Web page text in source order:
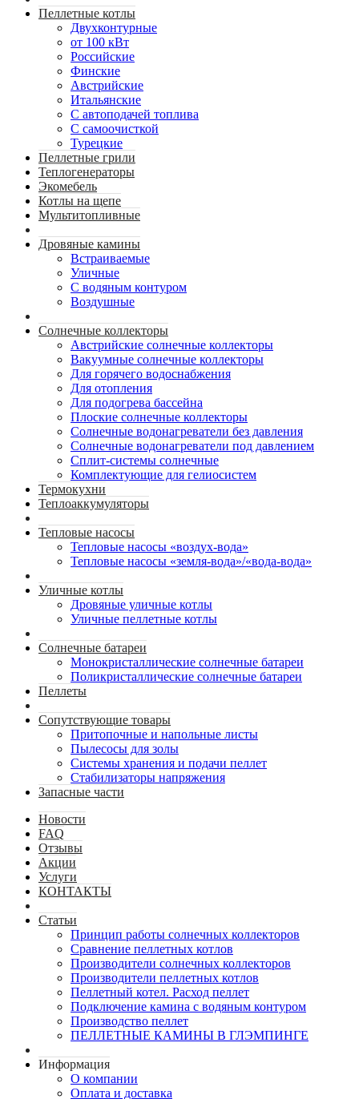
Пеллетные котлы
Двухконтурные
от 100 кВт
Российские
Финские
Австрийские
Итальянские
С автоподачей топлива
С самоочисткой
Турецкие
Пеллетные грили
Теплогенераторы
Экомебель
Котлы на щепе
Мультитопливные
Дровяные камины
Встраиваемые
Уличные
С водяным контуром
Воздушные
Солнечные коллекторы
Австрийские солнечные коллекторы
Вакуумные солнечные коллекторы
Для горячего водоснабжения
Для отопления
Для подогрева бассейна
Плоские солнечные коллекторы
Солнечные водонагреватели без давления
Солнечные водонагреватели под давлением
Сплит-системы солнечные
Комплектующие для гелиосистем
Термокухни
Теплоаккумуляторы
Тепловые насосы
Тепловые насосы «воздух-вода»
Тепловые насосы «земля-вода»/«вода-вода»
Уличные котлы
Дровяные уличные котлы
Уличные пеллетные котлы
Солнечные батареи
Монокристаллические солнечные батареи
Поликристаллические солнечные батареи
Пеллеты
Сопутствующие товары
Притопочные и напольные листы
Пылесосы для золы
Системы хранения и подачи пеллет
Стабилизаторы напряжения
Запасные части
Новости
FAQ
Отзывы
Акции
Услуги
КОНТАКТЫ
Статьи
Принцип работы солнечных коллекторов
Сравнение пеллетных котлов
Производители солнечных коллекторов
Производители пеллетных котлов
Пеллетный котел. Расход пеллет
Подключение камина с водяным контуром
Производство пеллет
ПЕЛЛЕТНЫЕ КАМИНЫ В ГЛЭМПИНГЕ
Информация
О компании
Оплата и доставка